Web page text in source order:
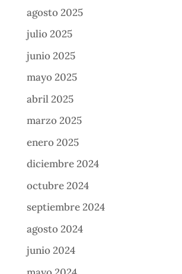
agosto 2025
julio 2025
junio 2025
mayo 2025
abril 2025
marzo 2025
enero 2025
diciembre 2024
octubre 2024
septiembre 2024
agosto 2024
junio 2024